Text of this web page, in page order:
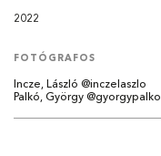
2022
FOTÓGRAFOS
Incze, László @inczelaszlo
Palkó, György @gyorgypalko